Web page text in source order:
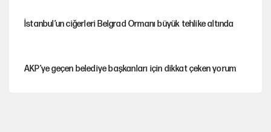
İstanbul’un ciğerleri Belgrad Ormanı büyük tehlike altında
AKP’ye geçen belediye başkanları için dikkat çeken yorum